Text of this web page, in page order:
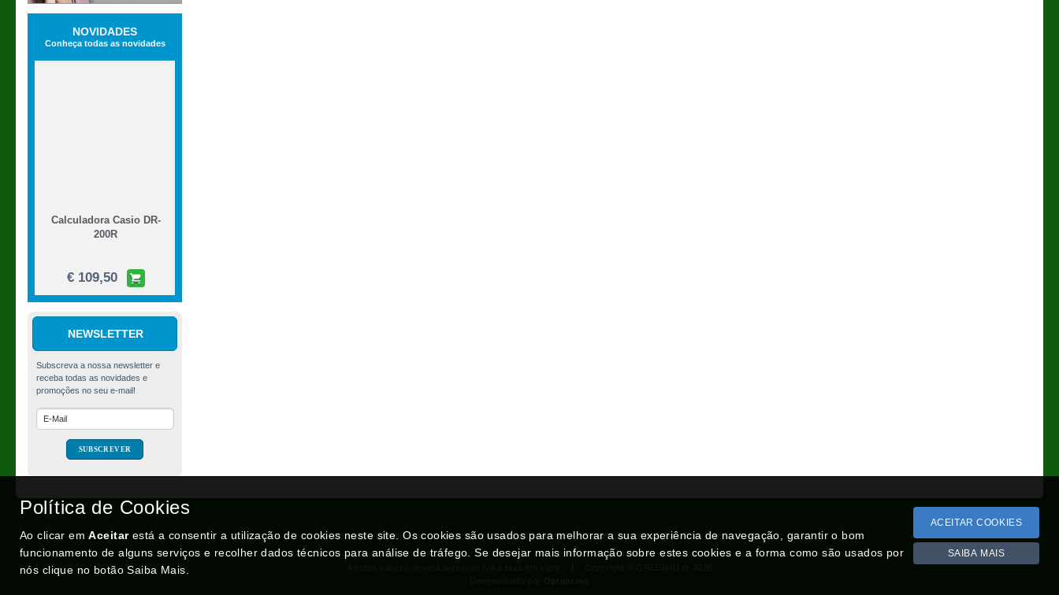
NOVIDADES
Conheça todas as novidades
Calculadora Casio DR-
200R
€ 109,50
Tinta Spray MTN
€ 4,06
NEWSLETTER
Termos e Condições Declaração de Privacidade Livro de reclamações Lista
Política de Cookies
Ao clicar emAceitarestá a consentir a utilização de cookies neste site. Os cookies são usados para melhorar a sua experiência de navegação, garantir o bom
funcionamento de alguns serviços e recolher dados técnicos para análise de tráfego. Se desejar mais informação sobre estes cookies e a forma como são usados por
nós clique no botão Saiba Mais.
ACEITAR COOKIES
SAIBA MAIS